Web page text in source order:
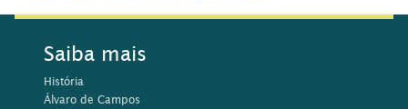
Saiba mais
História
Álvaro de Campos